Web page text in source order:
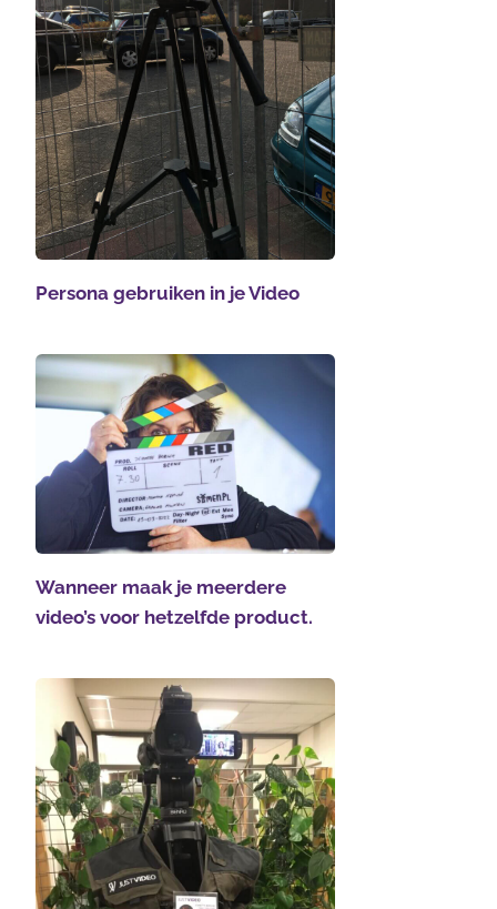
Persona gebruiken in je Video
Wanneer maak je meerdere
video’s voor hetzelfde product.